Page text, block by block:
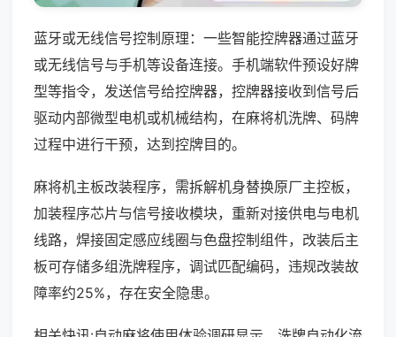
蓝牙或无线信号控制原理：一些智能控牌器通过蓝牙
或无线信号与手机等设备连接。手机端软件预设好牌
型等指令，发送信号给控牌器，控牌器接收到信号后
驱动内部微型电机或机械结构，在麻将机洗牌、码牌
过程中进行干预，达到控牌目的。
麻将机主板改装程序，需拆解机身替换原厂主控板，
加装程序芯片与信号接收模块，重新对接供电与电机
线路，焊接固定感应线圈与色盘控制组件，改装后主
板可存储多组洗牌程序，调试匹配编码，违规改装故
障率约25%，存在安全隐患。